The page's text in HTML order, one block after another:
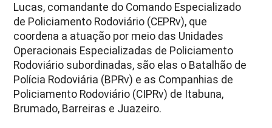
Lucas, comandante do Comando Especializado
de Policiamento Rodoviário (CEPRv), que
coordena a atuação por meio das Unidades
Operacionais Especializadas de Policiamento
Rodoviário subordinadas, são elas o Batalhão de
Polícia Rodoviária (BPRv) e as Companhias de
Policiamento Rodoviário (CIPRv) de Itabuna,
Brumado, Barreiras e Juazeiro.